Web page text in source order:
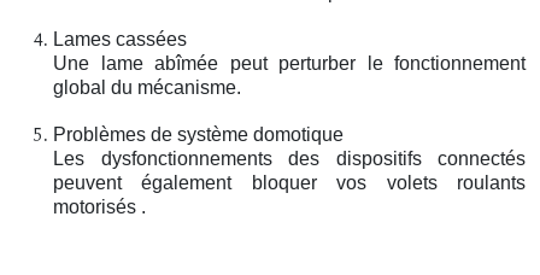
Lames cassées
Une lame abîmée peut perturber le fonctionnement
global du mécanisme.
Problèmes de système domotique
Les dysfonctionnements des dispositifs connectés
peuvent également bloquer vos volets roulants
motorisés .